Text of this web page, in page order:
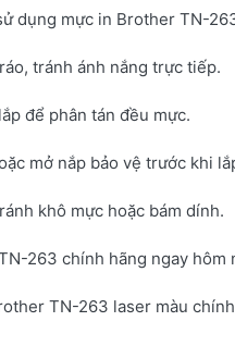
dụng mực in Brother TN-
tránh ánh nắng trực tiếp.
để phân tán đều mực.
mở nắp bảo vệ trước khi
khô mực hoặc bám dính.
263 chính hãng ngay hôm
TN-263 laser màu